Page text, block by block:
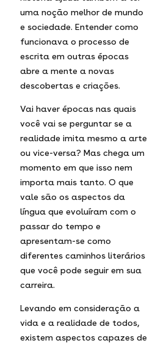
uma noção melhor de mundo
e sociedade. Entender como
funcionava o processo de
escrita em outras épocas
abre a mente a novas
descobertas e criações.
Vai haver épocas nas quais
você vai se perguntar se a
realidade imita mesmo a arte
ou vice-versa? Mas chega um
momento em que isso nem
importa mais tanto. O que
vale são os aspectos da
língua que evoluíram com o
passar do tempo e
apresentam-se como
diferentes caminhos literários
que você pode seguir em sua
carreira.
Levando em consideração a
vida e a realidade de todos,
existem aspectos capazes de